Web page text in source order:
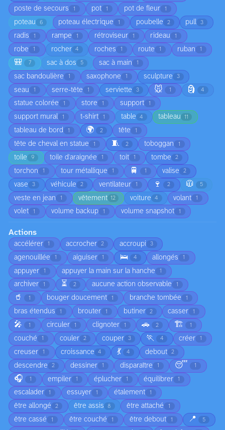
poste de secours 1 pot 1 pot de fleur 1
poteau 6 poteau électrique 1 poubelle 2 pull 3
radis 1 rampe 1 rétroviseur 1 rideau 1
robe 1 rocher 4 roches 1 route 1 ruban 1
🎒 7 sac à dos 5 sac à main 1
sac bandoulière 1 saxophone 1 sculpture 3
seau 1 serre-tête 1 serviette 3 🐭 1 🗿 4
statue colorée 1 store 1 support 1
support mural 1 t-shirt 1 table 4 tableau 11
tableau de bord 1 🌍 2 tête 1
tête de cheval en statue 1 🧵 2 toboggan 1
toile 9 toile d'araignée 1 toit 1 tombe 2
torchon 1 tour métallique 1 🚆 1 valise 2
vase 3 véhicule 2 ventilateur 1 🍷 2 🧥 5
veste en jean 1 vêtement 12 voiture 4 volant 1
volet 1 volume backup 1 volume snapshot 1
Actions
accélérer 1 accrocher 2 accroupi 3
agenouillée 1 aiguiser 1 🛌 4 allongés 1
appuyer 1 appuyer la main sur la hanche 1
archiver 1 ⏳ 2 aucune action observable 1
🥤 1 bouger doucement 1 branche tombée 1
bras étendus 1 brouter 1 butiner 2 casser 1
🎤 1 circuler 1 clignoter 1 🚗 2 🏗️ 1
couché 1 couler 2 couper 3 🏃 4 créer 1
creuser 1 croissance 4 💃 4 debout 2
descendre 2 dessiner 1 disparaître 1 😴 1
🎧 1 empiler 1 éplucher 1 équilibrer 1
escalader 1 essuyer 1 étalement 1
être allongé 2 être assis 8 être attaché 1
être cassé 1 être couché 1 être debout 1 📍 5